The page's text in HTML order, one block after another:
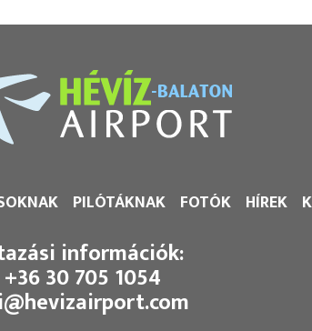
PILÓTÁKNAK FOTÓK HÍREK
információk:
+36 30 705 1054